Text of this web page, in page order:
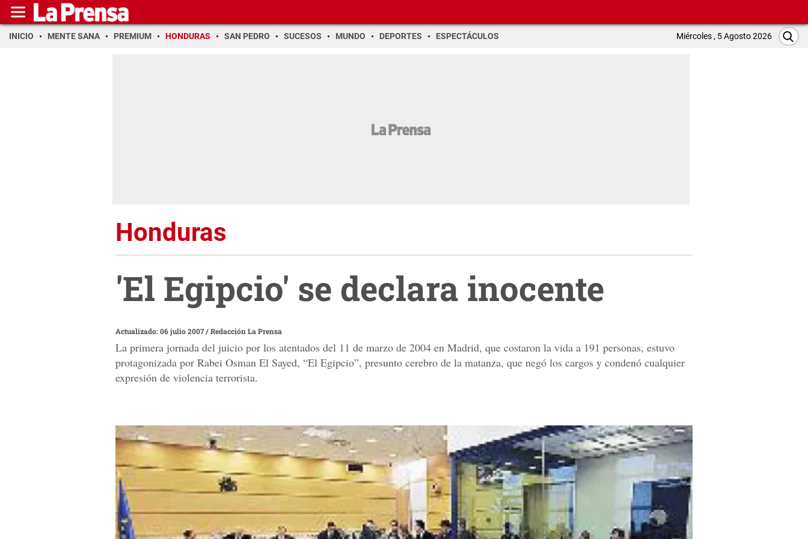
INICIO MENTE SANA PREMIUM HONDURAS SAN PEDRO SUCESOS MUNDO DEPORTES ESPECTÁCULOS Miércoles , 5 Agosto 2026
Honduras
'El Egipcio' se declara inocente
Actualizado: 06 julio 2007/Redacción La Prensa
La primera jornada del juicio por los atentados del 11 de marzo de 2004 en Madrid, que costaron la vida a 191 personas, estuvo
protagonizada por Rabei Osman El Sayed, “El Egipcio”, presunto cerebro de la matanza, que negó los cargos y condenó cualquier
expresión de violencia terrorista.